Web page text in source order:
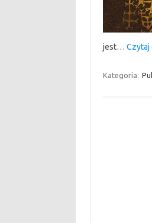
jest… Czytaj
Kategoria: